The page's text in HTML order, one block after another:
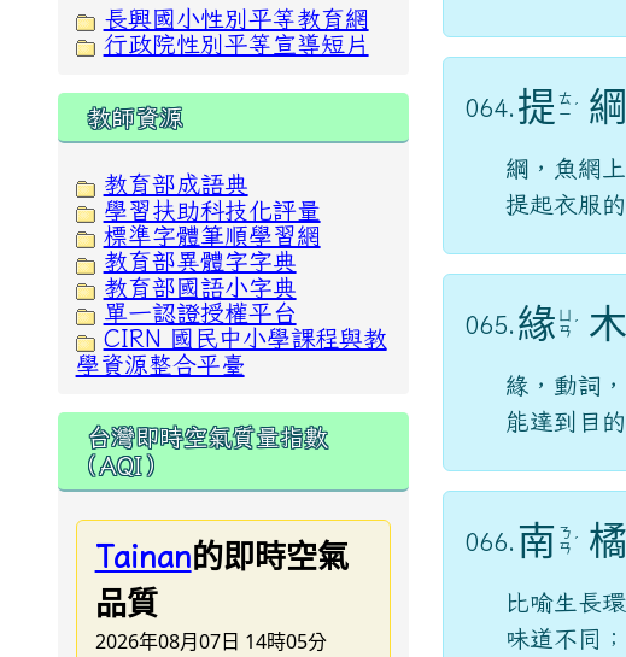
064. 提 ㄊ
ㄧ ˊ 綱
綱，魚網
提起衣服
065. 緣 ㄢ ˊ 木
緣，動詞
能達到目
066. 南 ㄋ
ㄢ ˊ 橘
比喻生長
味道不同
長興國小性別平等教育網
行政院性別平等宣導短片
教師資源
教育部成語典
學習扶助科技化評量
標準字體筆順學習網
教育部異體字字典
教育部國語小字典
單一認證授權平台
CIRN 國民中小學課程與教
學資源整合平臺
台灣即時空氣質量指數
（AQI）
Tainan的即時空氣
品質
2026年08月07日 14時05分